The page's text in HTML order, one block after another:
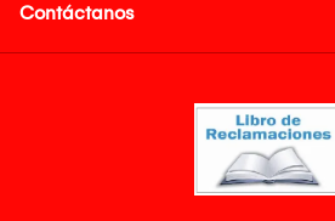
Contáctanos